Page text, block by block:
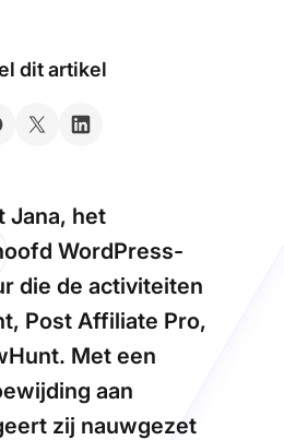
dit artikel
Jana, het
WordPress-
die de activiteiten
Post Affiliate Pro,
Met een
aan
zij nauwgezet